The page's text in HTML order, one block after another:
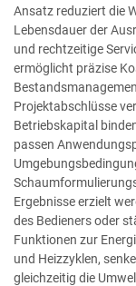
Ansatz reduziert die
Lebensdauer der
und rechtzeitige
ermöglicht präzise
Projektabschlüsse
Betriebskapital
passen
Ergebnisse erzielt
des Bedieners oder
Funktionen zur
und Heizzyklen,
gleichzeitig die